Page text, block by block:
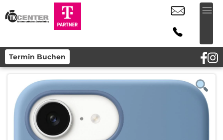
Termin Buchen